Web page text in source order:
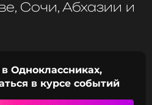
Сочи, Абхазии и
Одноклассниках,
в курсе событий